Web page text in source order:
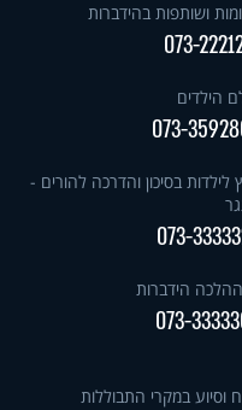
ושותפות בהידברות
073-
הילדים
073-
לילדות בסיכון והדרכה להורים -
073-
הידברות
073-
וסיוע במקרי התבוללות